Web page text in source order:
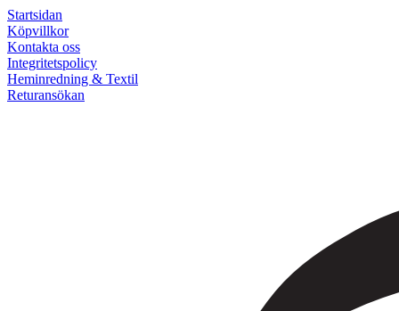
Startsidan
Köpvillkor
Kontakta oss
Integritetspolicy
Heminredning & Textil
Returansökan